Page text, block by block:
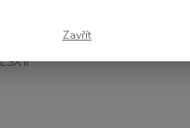
II
Zavřít